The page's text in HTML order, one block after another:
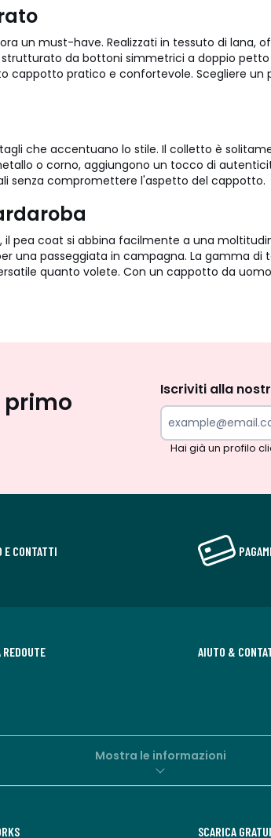
un must-have. Realizzati in tessuto di
da bottoni simmetrici a doppio
cappotto pratico e confortevole. Scegliere
che accentuano lo stile. Il colletto è
o corno, aggiungono un tocco di
senza compromettere l'aspetto del cappotto.
pea coat si abbina facilmente a una
una passeggiata in campagna. La gamma
quanto volete. Con un cappotto da
primo
Iscriviti alla
Hai già un profilo
E CONTATTI
AIUTO &
Mostra le informazioni
SCARICA